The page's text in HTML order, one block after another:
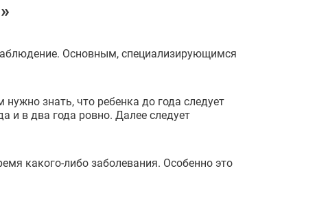
Основным, специализирующимся
знать, что ребенка до года следует
и в два года ровно. Далее следует
какого-либо заболевания. Особенно это